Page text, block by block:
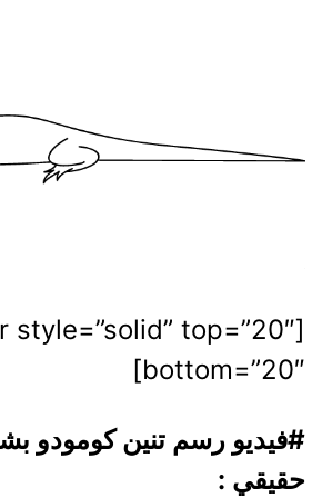
style=”solid” top=”20″
bottom=”20″]
#فيديو رسم تنين كومودو
حقيقي :